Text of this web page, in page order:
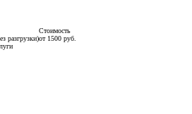
Стоимость
разгрузки)от 1500 руб.